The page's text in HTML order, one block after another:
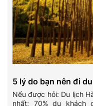
5 lý do bạn nên đi
Nếu được hỏi: Du lịch
nhất; 70% du khách